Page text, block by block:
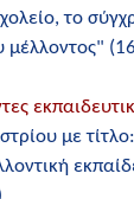
το
μέλλοντος"
με